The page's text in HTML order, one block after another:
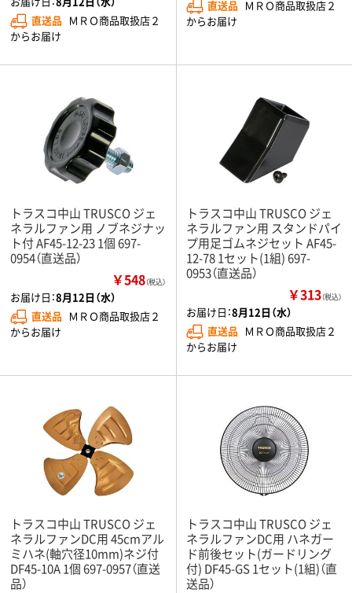
直送品 ＭＲＯ商品取扱店２
からお届け
直送品 ＭＲＯ商品取扱店２
からお届け
トラスコ中山 TRUSCO ジェ
ネラルファン用 ノブネジナッ
ト付 AF45-12-23 1個 697-
0954（直送品）
￥548（税込）
お届け日：8月12日（水）
直送品 ＭＲＯ商品取扱店２
からお届け
トラスコ中山 TRUSCO ジェ
ネラルファン用 スタンドパイ
プ用足ゴムネジセット AF45-
12-78 1セット(1組) 697-
0953（直送品）
￥313（税込）
お届け日：8月12日（水）
直送品 ＭＲＯ商品取扱店２
からお届け
トラスコ中山 TRUSCO ジェ
ネラルファンDC用 45cmアル
ミハネ(軸穴径10mm)ネジ付
DF45-10A 1個 697-0957（直送
品）
トラスコ中山 TRUSCO ジェ
ネラルファンDC用 ハネガー
ド前後セット(ガードリング
付) DF45-GS 1セット(1組)（直
送品）